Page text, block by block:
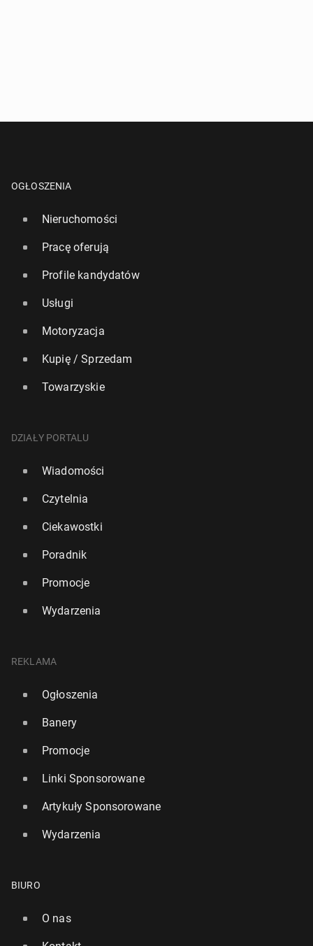
OGŁOSZENIA
Nieruchomości
Pracę oferują
Profile kandydatów
Usługi
Motoryzacja
Kupię / Sprzedam
Towarzyskie
DZIAŁY PORTALU
Wiadomości
Czytelnia
Ciekawostki
Poradnik
Promocje
Wydarzenia
REKLAMA
Ogłoszenia
Banery
Promocje
Linki Sponsorowane
Artykuły Sponsorowane
Wydarzenia
BIURO
O nas